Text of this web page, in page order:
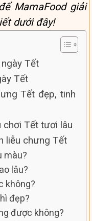
MamaFood giải
dưới đây!
Tết
Tết
Tết đẹp, tinh
chơi Tết tươi lâu
liễu chưng Tết
màu?
lâu?
không?
đẹp?
được không?